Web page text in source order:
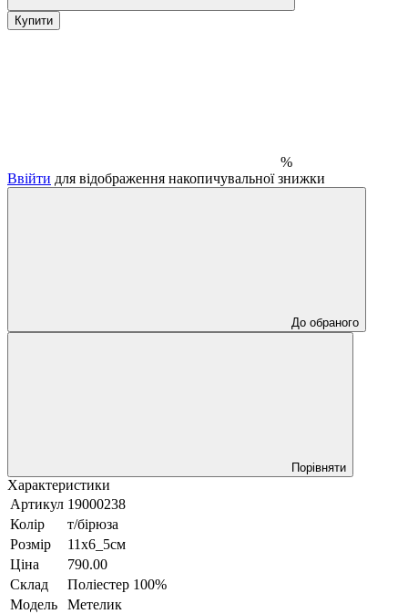
Купити
%
Ввійти для відображення накопичувальної знижки
До обраного
Порівняти
Характеристики
Артикул 19000238
Колір
т/бірюза
Розмір
11х6_5см
Ціна
790.00
Склад
Поліестер 100%
Модель
Метелик